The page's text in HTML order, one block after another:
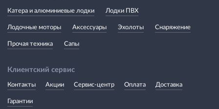
Катера и алюминиевые лодки Лодки ПВХ
Лодочные моторы Аксессуары Эхолоты Снаряжение
Прочая техника Сапы
Клиентский сервис
Контакты Акции Сервис-центр Оплата Доставка
Гарантии